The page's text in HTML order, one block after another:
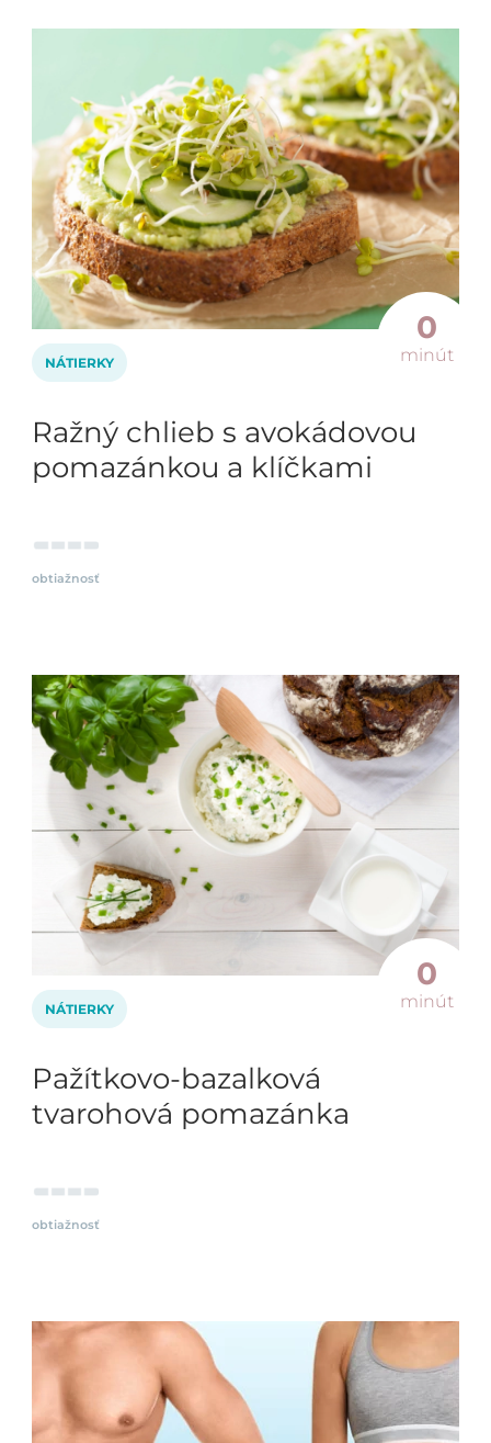
0
minút
NÁTIERKY
Ražný chlieb s avokádovou
pomazánkou a klíčkami
obtiažnosť
0
minút
NÁTIERKY
Pažítkovo-bazalková
tvarohová pomazánka
obtiažnosť